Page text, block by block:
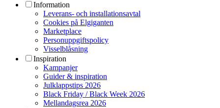
Information
Leverans- och installationsavtal
Cookies på Elgiganten
Marketplace
Personuppgiftspolicy
Visselblåsning
Inspiration
Kampanjer
Guider & inspiration
Julklappstips 2026
Black Friday / Black Week 2026
Mellandagsrea 2026